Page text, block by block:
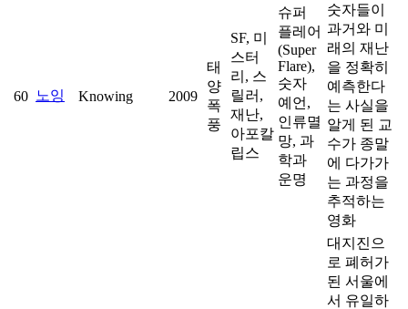
60 노잉 Knowing 2009
태
양
폭
풍
SF, 미
스터
리, 스
릴러,
재난,
아포칼
립스
슈퍼
플레어
(Super
Flare),
숫자
예언,
인류멸
망, 과
학과
운명
숫자들이
과거와 미
래의 재난
을 정확히
예측한다
는 사실을
알게 된 교
수가 종말
에 다가가
는 과정을
추적하는
영화
대지진으
로 폐허가
된 서울에
서 유일하